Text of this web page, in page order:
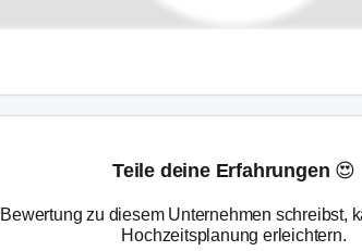
Teile deine Erfahrungen 😍
zu diesem Unternehmen schreibst,
Hochzeitsplanung erleichtern.